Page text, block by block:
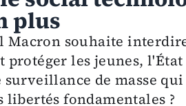
plus
Macron souhaite
protéger les jeunes,
de masse
libertés fondamentales ?